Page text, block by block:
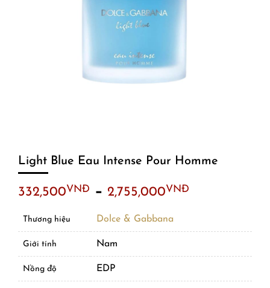
Light Blue Eau Intense Pour Homme
332,500VNĐ – 2,755,000VNĐ
Thương hiệu Dolce & Gabbana
Giới tính Nam
Nồng độ EDP